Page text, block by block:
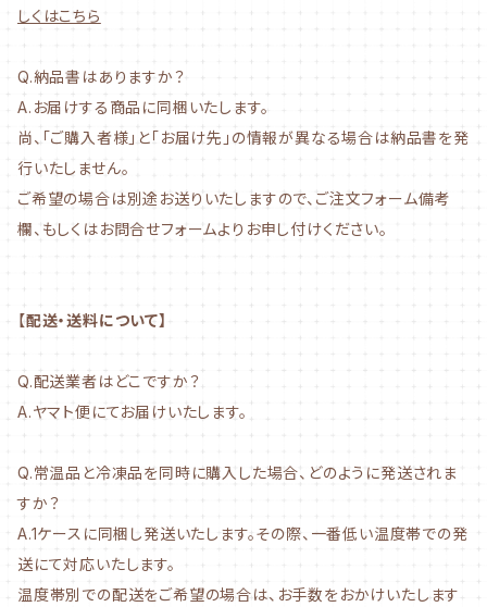
しくはこちら
Q.納品書はありますか？
A.お届けする商品に同梱いたします。
尚、「ご購入者様」と「お届け先」の情報が異なる場合は納品書を発
行いたしません。
ご希望の場合は別途お送りいたしますので、ご注文フォーム備考
欄、もしくはお問合せフォームよりお申し付けください。
【配送・送料について】
Q.配送業者はどこですか？
A.ヤマト便にてお届けいたします。
Q.常温品と冷凍品を同時に購入した場合、どのように発送されま
すか？
A.1ケースに同梱し発送いたします。その際、一番低い温度帯での発
送にて対応いたします。
温度帯別での配送をご希望の場合は、お手数をおかけいたします